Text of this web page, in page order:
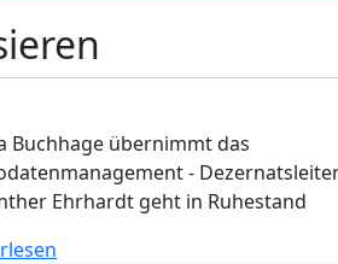
Buchhage übernimmt das
-
Ehrhardt geht in Ruhestand